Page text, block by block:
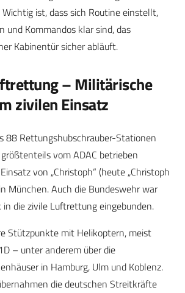
ist, dass sich Routine einstellt,
und Kommandos klar sind, das
Kabinentür sicher abläuft.
– Militärische
zivilen Einsatz
88 Rettungshubschrauber-Stationen
vom ADAC betrieben
von „Christoph“ (heute „Christoph
München. Auch die Bundeswehr war
die zivile Luftrettung eingebunden.
Stützpunkte mit Helikoptern, meist
– unter anderem über die
in Hamburg, Ulm und Koblenz.
die deutschen Streitkräfte